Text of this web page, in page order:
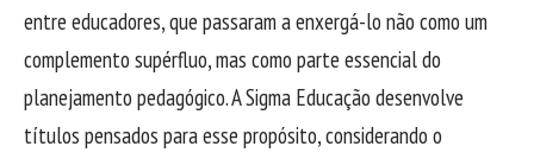
entre educadores, que passaram a enxergá-lo não como um
complemento supérfluo, mas como parte essencial do
planejamento pedagógico. A Sigma Educação desenvolve
títulos pensados para esse propósito, considerando o